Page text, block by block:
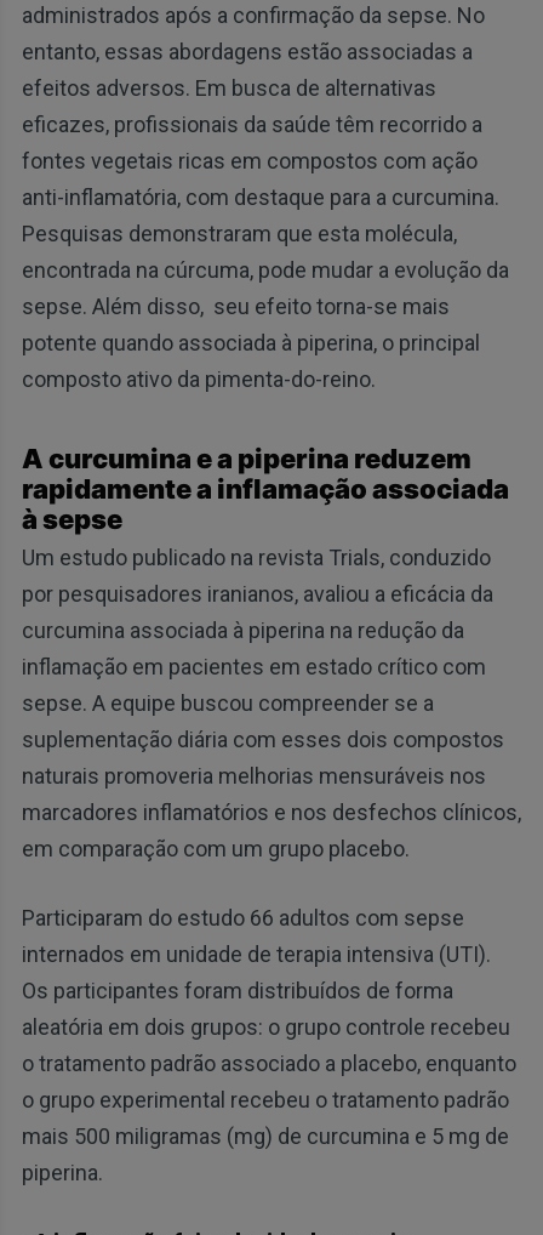
administrados após a confirmação da sepse. No
entanto, essas abordagens estão associadas a
efeitos adversos. Em busca de alternativas
eficazes, profissionais da saúde têm recorrido a
fontes vegetais ricas em compostos com ação
anti-inflamatória, com destaque para a curcumina.
Pesquisas demonstraram que esta molécula,
encontrada na cúrcuma, pode mudar a evolução da
sepse. Além disso, seu efeito torna-se mais
potente quando associada à piperina, o principal
composto ativo da pimenta-do-reino.
A curcumina e a piperina reduzem
rapidamente a inflamação associada
à sepse
Um estudo publicado na revista Trials, conduzido
por pesquisadores iranianos, avaliou a eficácia da
curcumina associada à piperina na redução da
inflamação em pacientes em estado crítico com
sepse. A equipe buscou compreender se a
suplementação diária com esses dois compostos
naturais promoveria melhorias mensuráveis ​​nos
marcadores inflamatórios e nos desfechos clínicos,
em comparação com um grupo placebo.
Participaram do estudo 66 adultos com sepse
internados em unidade de terapia intensiva (UTI).
Os participantes foram distribuídos de forma
aleatória em dois grupos: o grupo controle recebeu
o tratamento padrão associado a placebo, enquanto
o grupo experimental recebeu o tratamento padrão
mais 500 miligramas (mg) de curcumina e 5 mg de
piperina.